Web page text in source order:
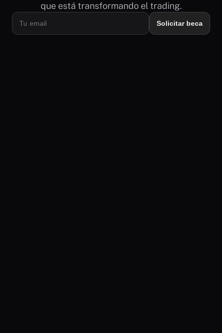
que está transformando el trading.
Solicitar beca